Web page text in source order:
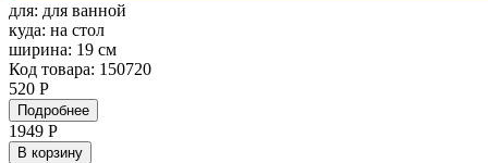
для: для ванной
куда: на стол
ширина: 19 см
Код товара: 150720
520 Р
Подробнее
1949 Р
В корзину